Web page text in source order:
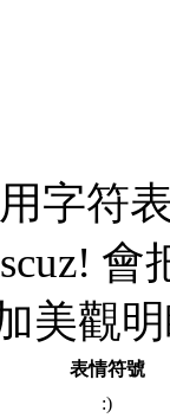
字符
美觀
表情符號
:)